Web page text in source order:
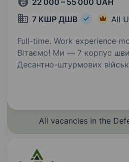
22 000 – 55 000 UAH
7 КШР ДШВ
All
Full-time. Work experience
Вітаємо! Ми — 7 корпус
Десантно-штурмових
стати частиною…
All vacancies in the